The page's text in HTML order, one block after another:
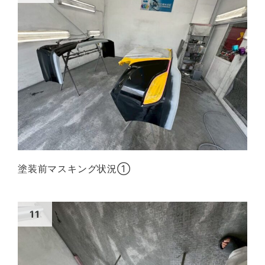
塗装前マスキング状況①